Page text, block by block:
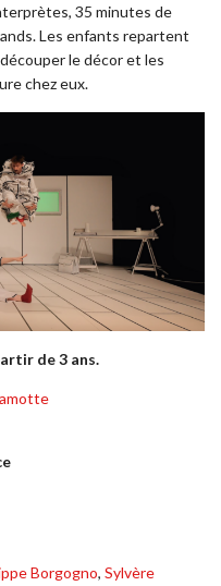
35 minutes de
Les enfants repartent
le décor et les
chez eux.
de 3 ans.
Borgogno, Sylvère